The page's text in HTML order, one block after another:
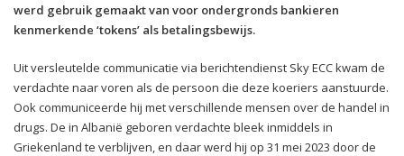
werd gebruik gemaakt van voor ondergronds bankieren
kenmerkende ‘tokens’ als betalingsbewijs.
Uit versleutelde communicatie via berichtendienst Sky ECC kwam de
verdachte naar voren als de persoon die deze koeriers aanstuurde.
Ook communiceerde hij met verschillende mensen over de handel in
drugs. De in Albanië geboren verdachte bleek inmiddels in
Griekenland te verblijven, en daar werd hij op 31 mei 2023 door de